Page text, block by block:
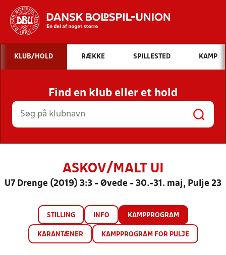
Hvad vil du søge efter?
INDHOLD OG NYHEDER
STILLINGER, RESULTATER, KLUBBER OG
HOLD
KLUB/HOLD RÆKKE SPILLESTED KAMP
Find en klub eller et hold
ASKOV/MALT UI
U7 Drenge (2019) 3:3 - Øvede - 30.-31. maj, Pulje 23
STILLING INFO KAMPPROGRAM
KARANTÆNER KAMPPROGRAM FOR PULJE